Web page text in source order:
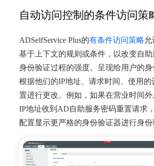
自动访问控制的条件访问策
ADSelfService Plus的有条件访问策略
基于上下文的规则或条件，以改变自
身份验证过程的强度。呈现给用户的
根据他们的IP地址、请求时间、使用的
置进行更改。例如，如果在营业时间
IP地址收到AD自助服务密码重置请求
配置显示更严格的身份验证器进行身份